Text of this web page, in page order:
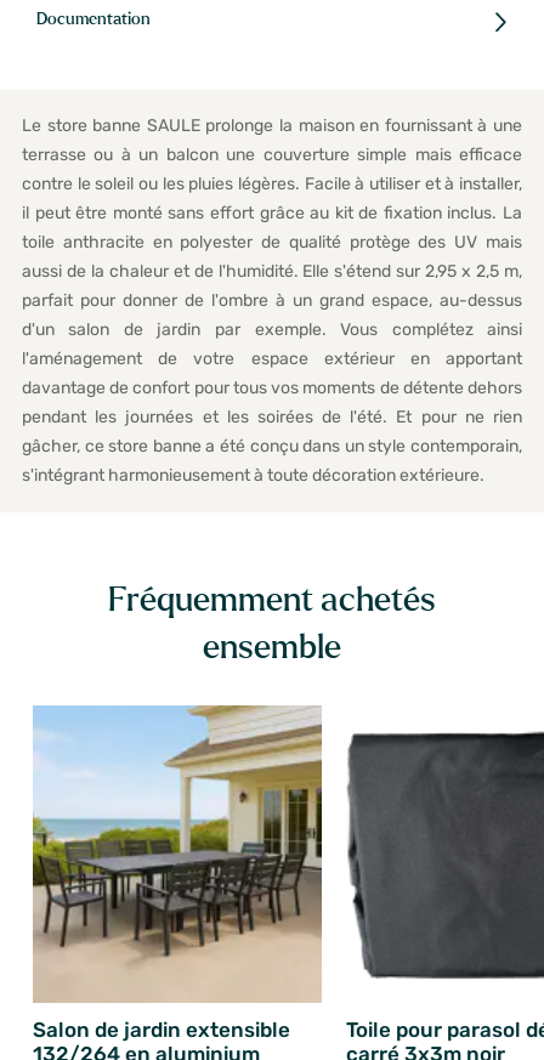
Documentation
Le store banne SAULE prolonge la maison en fournissant à une
terrasse ou à un balcon une couverture simple mais efficace
contre le soleil ou les pluies légères. Facile à utiliser et à installer,
il peut être monté sans effort grâce au kit de fixation inclus. La
toile anthracite en polyester de qualité protège des UV mais
aussi de la chaleur et de l'humidité. Elle s'étend sur 2,95 x 2,5 m,
parfait pour donner de l'ombre à un grand espace, au-dessus
d'un salon de jardin par exemple. Vous complétez ainsi
l'aménagement de votre espace extérieur en apportant
davantage de confort pour tous vos moments de détente dehors
pendant les journées et les soirées de l'été. Et pour ne rien
gâcher, ce store banne a été conçu dans un style contemporain,
s'intégrant harmonieusement à toute décoration extérieure.
Fréquemment achetés
ensemble
Salon de jardin extensible
132/264 en aluminium
Toile pour parasol
carré 3x3m noir